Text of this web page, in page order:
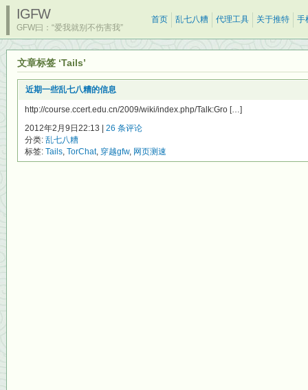
IGFW
GFW曰：“爱我就别不伤害我”
首页 乱七八糟 代理工具 关于推特 手
文章标签 ‘Tails’
近期一些乱七八糟的信息
http://course.ccert.edu.cn/2009/wiki/index.php/Talk:Gro […]
2012年2月9日22:13 | 26 条评论
分类: 乱七八糟
标签: Tails, TorChat, 穿越gfw, 网页测速